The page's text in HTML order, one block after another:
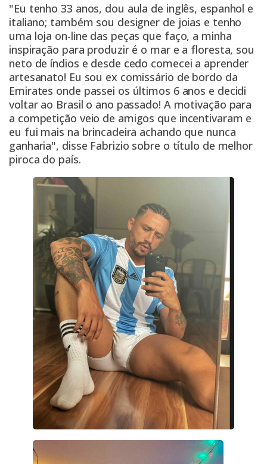
"Eu tenho 33 anos, dou aula de inglês, espanhol e
italiano; também sou designer de joias e tenho
uma loja on-line das peças que faço, a minha
inspiração para produzir é o mar e a floresta, sou
neto de índios e desde cedo comecei a aprender
artesanato! Eu sou ex comissário de bordo da
Emirates onde passei os últimos 6 anos e decidi
voltar ao Brasil o ano passado! A motivação para
a competição veio de amigos que incentivaram e
eu fui mais na brincadeira achando que nunca
ganharia", disse Fabrizio sobre o título de melhor
piroca do país.